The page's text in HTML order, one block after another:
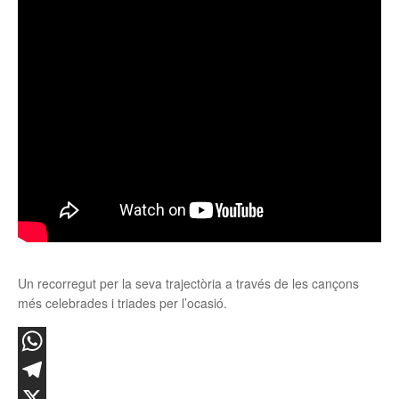
Un recorregut per la seva trajectòria a través de les cançons
més celebrades i triades per l’ocasió.
WhatsApp